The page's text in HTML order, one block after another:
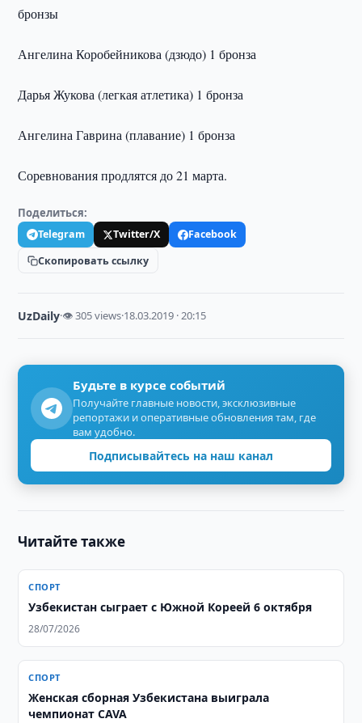
бронзы
Ангелина Коробейникова (дзюдо) 1 бронза
Дарья Жукова (легкая атлетика) 1 бронза
Ангелина Гаврина (плавание) 1 бронза
Соревнования продлятся до 21 марта.
Поделиться:
Telegram Twitter/X
Facebook
Скопировать ссылку
UzDaily·👁 305 views·18.03.2019 · 20:15
Будьте в курсе событий
Получайте главные новости, эксклюзивные
репортажи и оперативные обновления там, где
вам удобно.
Подписывайтесь на наш канал
Читайте также
СПОРТ
Узбекистан сыграет с Южной Кореей 6 октября
28/07/2026
СПОРТ
Женская сборная Узбекистана выиграла
чемпионат CAVA